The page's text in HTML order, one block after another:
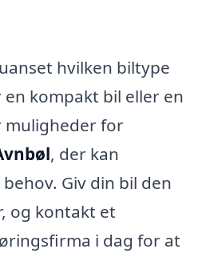
hvilken biltype
kompakt bil eller en
muligheder for
, der kan
Giv din bil den
og kontakt et
i dag for at